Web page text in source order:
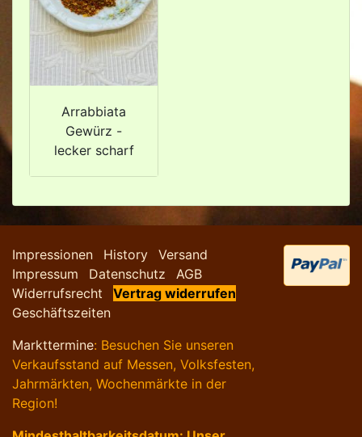
Arrabbiata
Gewürz -
lecker scharf
Impressionen History
Versand
Impressum
Datenschutz
AGB
Widerrufsrecht
Vertrag widerrufen
Geschäftszeiten
Markttermine: Besuchen Sie unseren
Verkaufsstand auf Messen, Volksfesten,
Jahrmärkten, Wochenmärkte in der
Region!